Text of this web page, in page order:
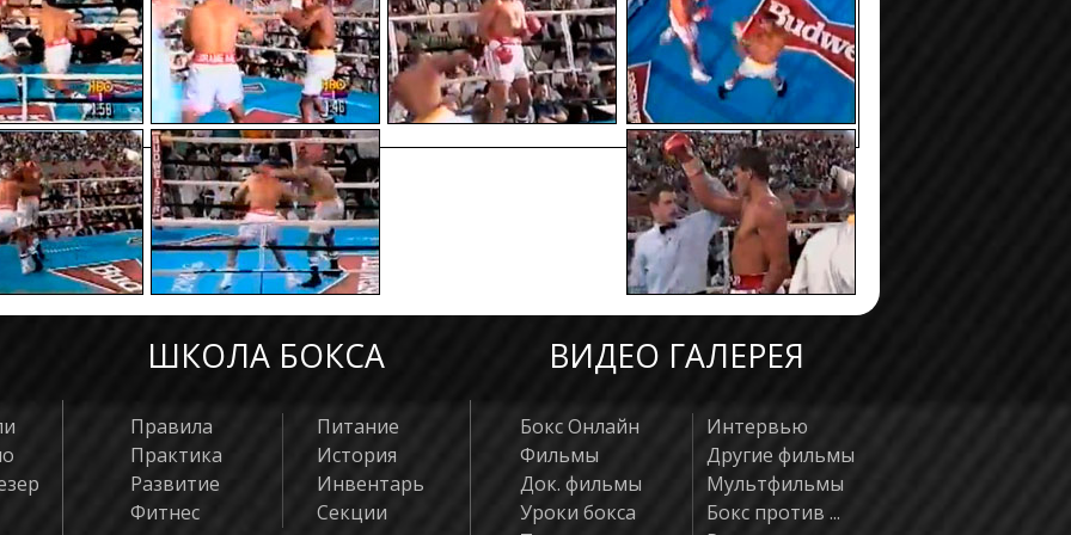
6
Уивер Квейб 29.03.1990
T KO
5
Самсон Малангу 09.09.1989
T KO
4
Гидеон Хлонгва 05.08.1989
T KO
Дэвид Малатци 27.05.1989
T KO
2
Принц Тукан 24.04.1989
PTS
1
Кинг Даюбла 02.04.1989 T KO
ШКОЛА БОКСА ВИДЕО ГАЛЕРЕЯ
Правила
Практика
Развитие
Фитнес
Питание
История
Инвентарь
Секции
Бокс Онлайн
Фильмы
Док. фильмы
Уроки бокса
Интервью
Другие фильмы
Мультфильмы
Бокс против ...